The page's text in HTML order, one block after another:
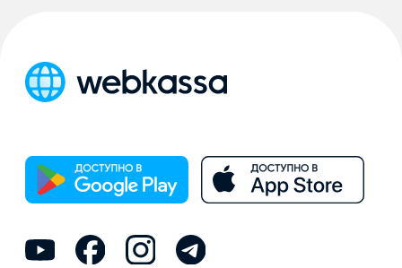
@2025 ТОО «WEBKASSA DEVELOPMENT»